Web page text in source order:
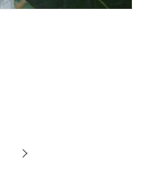
›次へ